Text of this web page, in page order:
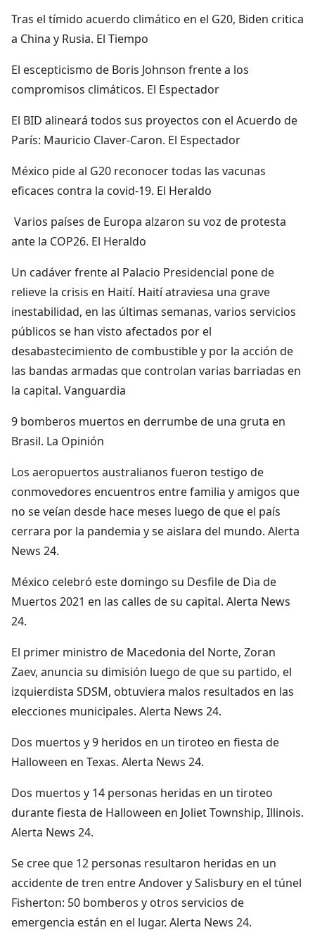
Tras el tímido acuerdo climático en el G20, Biden critica
a China y Rusia. El Tiempo
El escepticismo de Boris Johnson frente a los
compromisos climáticos. El Espectador
El BID alineará todos sus proyectos con el Acuerdo de
París: Mauricio Claver-Caron. El Espectador
México pide al G20 reconocer todas las vacunas
eficaces contra la covid-19. El Heraldo
Varios países de Europa alzaron su voz de protesta
ante la COP26. El Heraldo
Un cadáver frente al Palacio Presidencial pone de
relieve la crisis en Haití. Haití atraviesa una grave
inestabilidad, en las últimas semanas, varios servicios
públicos se han visto afectados por el
desabastecimiento de combustible y por la acción de
las bandas armadas que controlan varias barriadas en
la capital. Vanguardia
9 bomberos muertos en derrumbe de una gruta en
Brasil. La Opinión
Los aeropuertos australianos fueron testigo de
conmovedores encuentros entre familia y amigos que
no se veían desde hace meses luego de que el país
cerrara por la pandemia y se aislara del mundo. Alerta
News 24.
México celebró este domingo su Desfile de Dia de
Muertos 2021 en las calles de su capital. Alerta News
24.
El primer ministro de Macedonia del Norte, Zoran
Zaev, anuncia su dimisión luego de que su partido, el
izquierdista SDSM, obtuviera malos resultados en las
elecciones municipales. Alerta News 24.
Dos muertos y 9 heridos en un tiroteo en fiesta de
Halloween en Texas. Alerta News 24.
Dos muertos y 14 personas heridas en un tiroteo
durante fiesta de Halloween en Joliet Township, Illinois.
Alerta News 24.
Se cree que 12 personas resultaron heridas en un
accidente de tren entre Andover y Salisbury en el túnel
Fisherton: 50 bomberos y otros servicios de
emergencia están en el lugar. Alerta News 24.